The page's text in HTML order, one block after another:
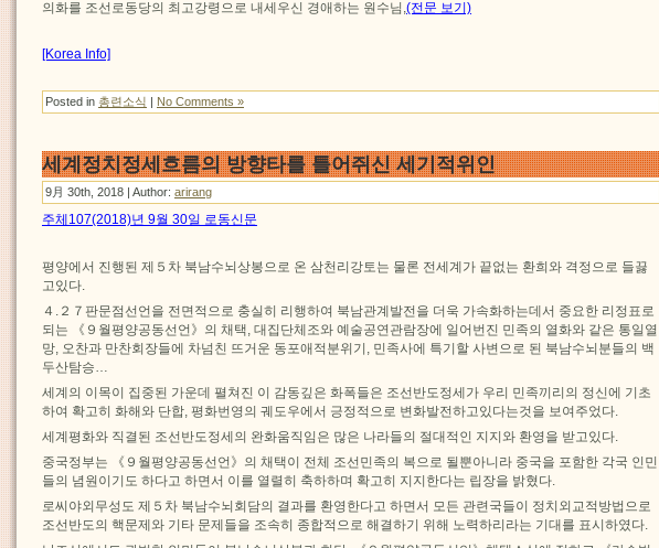
의화를 조선로동당의 최고강령으로 내세우신 경애하는 원수님,(전문 보기)
[Korea Info]
Posted in 총련소식 | No Comments »
세계정치정세흐름의 방향타를 틀어쥐신 세기적위인
9月 30th, 2018 | Author: arirang
주체107(2018)년 9월 30일 로동신문
평양에서 진행된 제５차 북남수뇌상봉으로 온 삼천리강토는 물론 전세계가 끝없는 환희와 격정으로 들끓
고있다.
４.２７판문점선언을 전면적으로 충실히 리행하여 북남관계발전을 더욱 가속화하는데서 중요한 리정표로
되는 《９월평양공동선언》의 채택, 대집단체조와 예술공연관람장에 일어번진 민족의 열화와 같은 통일열
망, 오찬과 만찬회장들에 차넘친 뜨거운 동포애적분위기, 민족사에 특기할 사변으로 된 북남수뇌분들의 백
두산탐승…
세계의 이목이 집중된 가운데 펼쳐진 이 감동깊은 화폭들은 조선반도정세가 우리 민족끼리의 정신에 기초
하여 확고히 화해와 단합, 평화번영의 궤도우에서 긍정적으로 변화발전하고있다는것을 보여주었다.
세계평화와 직결된 조선반도정세의 완화움직임은 많은 나라들의 절대적인 지지와 환영을 받고있다.
중국정부는 《９월평양공동선언》의 채택이 전체 조선민족의 복으로 될뿐아니라 중국을 포함한 각국 인민
들의 념원이기도 하다고 하면서 이를 열렬히 축하하며 확고히 지지한다는 립장을 밝혔다.
로씨야외무성도 제５차 북남수뇌회담의 결과를 환영한다고 하면서 모든 관련국들이 정치외교적방법으로
조선반도의 핵문제와 기타 문제들을 조속히 종합적으로 해결하기 위해 노력하리라는 기대를 표시하였다.